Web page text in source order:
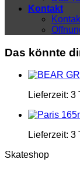
Kontakt
Das könnte
Lieferzeit: 3
Lieferzeit: 3
Skateshop